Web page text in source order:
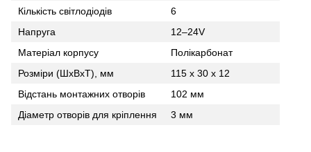
Кількість світлодіодів
6
Напруга
12–24V
Матеріал корпусу
Полікарбонат
Розміри (ШхВхТ), мм
115 x 30 x 12
Відстань монтажних отворів
102 мм
Діаметр отворів для кріплення
3 мм